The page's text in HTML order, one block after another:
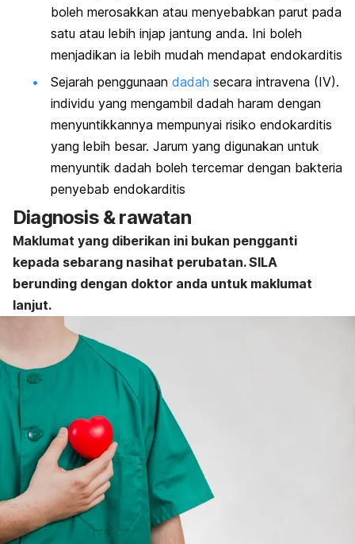
boleh merosakkan atau menyebabkan parut pada
satu atau lebih injap jantung anda. Ini boleh
menjadikan ia lebih mudah mendapat endokarditis
Sejarah penggunaan dadah secara intravena (IV).
individu yang mengambil dadah haram dengan
menyuntikkannya mempunyai risiko endokarditis
yang lebih besar. Jarum yang digunakan untuk
menyuntik dadah boleh tercemar dengan bakteria
penyebab endokarditis
Diagnosis & rawatan
Maklumat yang diberikan ini bukan pengganti
kepada sebarang nasihat perubatan. SILA
berunding dengan doktor anda untuk maklumat
lanjut.